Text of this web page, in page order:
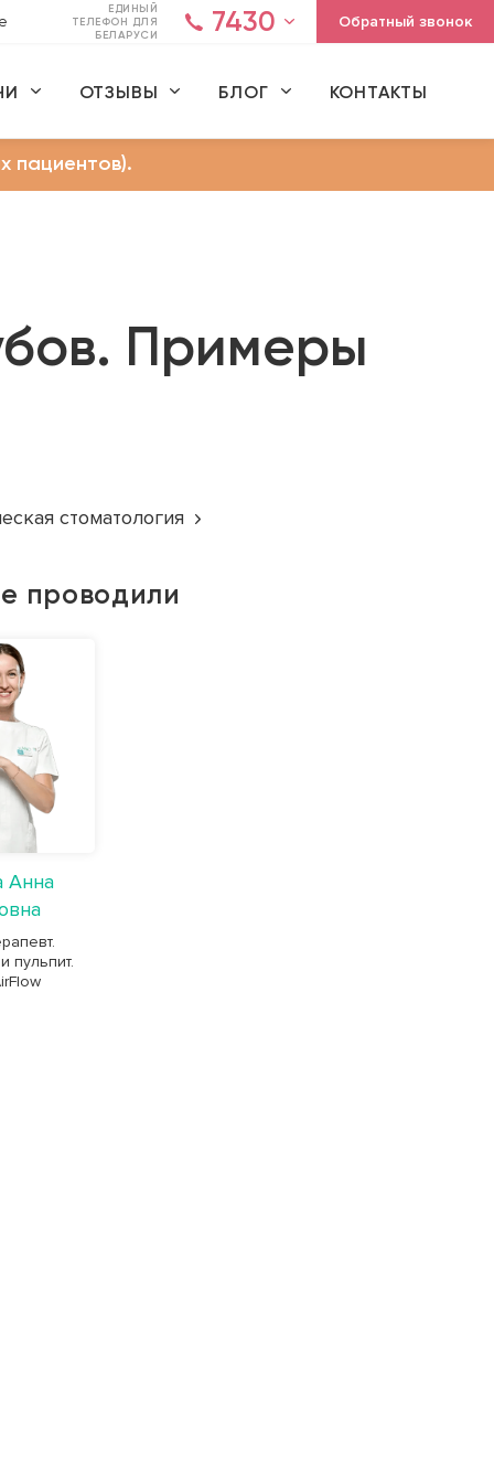
пациентов).
ЕДИНЫЙ
ТЕЛЕФОН ДЛЯ
БЕЛАРУСИ
7430 Обратный звонок
ОТЗЫВЫ БЛОГ КОНТАКТЫ
Примеры
стоматология
проводили
Анна
пульпит.